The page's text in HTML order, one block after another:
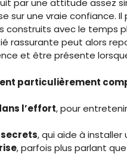
par une attitude assez
sur une vraie confiance.
construits avec le temps
rassurante peut alors
et être présente
particulièrement
l’effort, pour
, qui aide à installer
, parfois plus parlant